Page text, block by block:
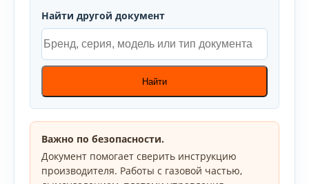
Найти другой документ
Найти
Важно по безопасности.
Документ помогает сверить инструкцию
производителя. Работы с газовой частью,